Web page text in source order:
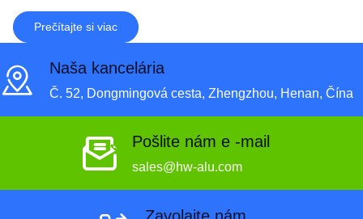
Prečítajte si viac
Naša kancelária
Č. 52, Dongmingová cesta, Zhengzhou, Henan, Čína
Pošlite nám e -mail
sales@hw-alu.com